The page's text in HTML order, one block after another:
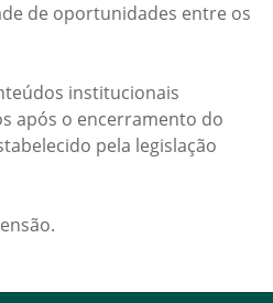
de oportunidades entre os
institucionais
após o encerramento do
pela legislação